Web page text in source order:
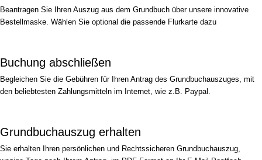
Beantragen Sie Ihren Auszug aus dem Grundbuch über unsere innovative
Bestellmaske. Wählen Sie optional die passende Flurkarte dazu
Buchung abschließen
Begleichen Sie die Gebühren für Ihren Antrag des Grundbuchauszuges, mit
den beliebtesten Zahlungsmitteln im Internet, wie z.B. Paypal.
Grundbuchauszug erhalten
Sie erhalten Ihren persönlichen und Rechtssicheren Grundbuchauszug,